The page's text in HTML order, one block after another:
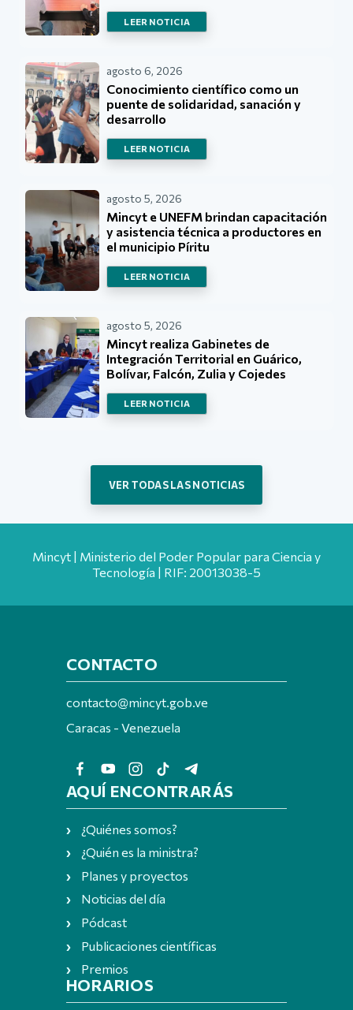
LEER NOTICIA
agosto 6, 2026
Conocimiento científico como un
puente de solidaridad, sanación y
desarrollo
LEER NOTICIA
agosto 5, 2026
Mincyt e UNEFM brindan capacitación
y asistencia técnica a productores en
el municipio Píritu
LEER NOTICIA
agosto 5, 2026
Mincyt realiza Gabinetes de
Integración Territorial en Guárico,
Bolívar, Falcón, Zulia y Cojedes
LEER NOTICIA
VER TODAS LAS NOTICIAS
Mincyt | Ministerio del Poder Popular para Ciencia y
Tecnología | RIF: 20013038-5
CONTACTO
contacto@mincyt.gob.ve
Caracas - Venezuela
AQUÍ ENCONTRARÁS
¿Quiénes somos?
¿Quién es la ministra?
Planes y proyectos
Noticias del día
Pódcast
Publicaciones científicas
Premios
HORARIOS